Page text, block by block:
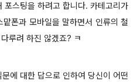
스팅을 하려고 합니다. 카테고리가
폰과 모바일을 말하면서 인류의 철
루려 하진 않겠죠? ㅋ
에 대한 답으로 인하여 당신이 어떤